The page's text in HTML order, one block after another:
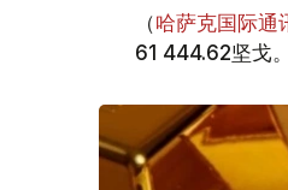
（哈萨克国际通
61 444.62坚戈。